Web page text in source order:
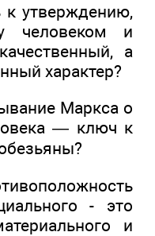
к утверждению,
человеком и
а
характер?
Маркса о
— ключ к
- это
и